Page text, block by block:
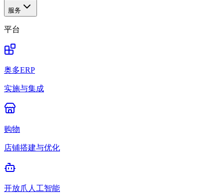
服务
平台
奥多ERP
实施与集成
购物
店铺搭建与优化
开放爪人工智能